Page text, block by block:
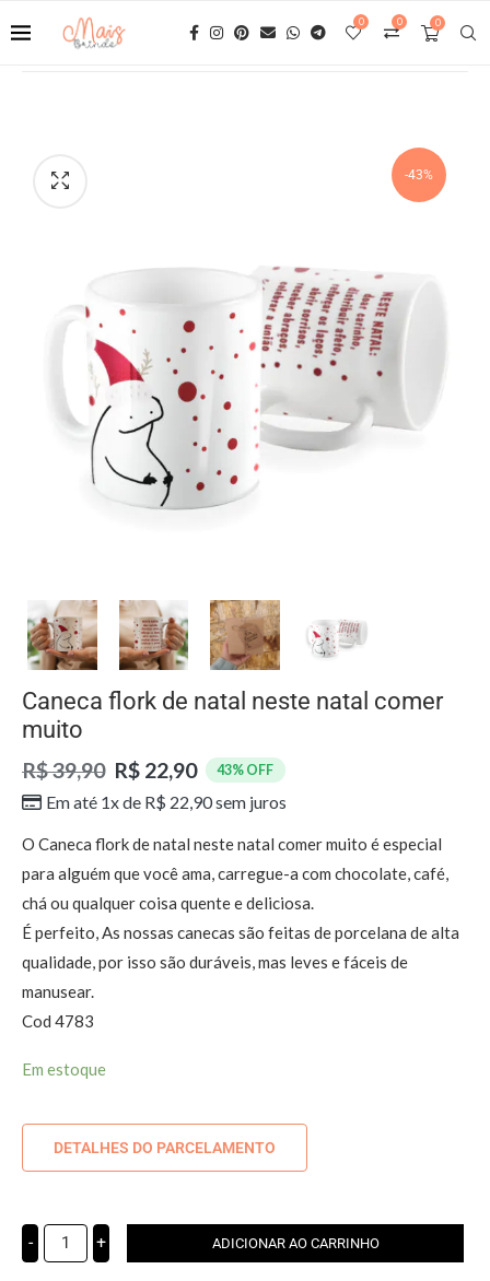
0
0
0
-43%
Caneca flork de natal neste natal comer
muito
R$ 39,90 R$ 22,90 43% OFF
Em até 1x de R$ 22,90sem juros
O Caneca flork de natal neste natal comer muito é especial
para alguém que você ama, carregue-a com chocolate, café,
chá ou qualquer coisa quente e deliciosa.
É perfeito, As nossas canecas são feitas de porcelana de alta
qualidade, por isso são duráveis, mas leves e fáceis de
manusear.
Cod 4783
Em estoque
DETALHES DO PARCELAMENTO
- + ADICIONAR AO CARRINHO